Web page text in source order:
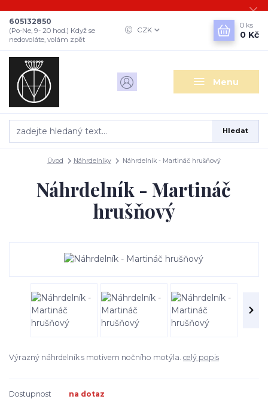
Menu
CZK
Hledat
605132850
(Po-Ne, 9- 20 hod.) Když se
nedovoláte, volám zpět
0 ks
0 Kč
Úvod Náhrdelníky Náhrdelník - Martináč hrušňový
Náhrdelník - Martináč
hrušňový
Výrazný náhrdelník s motivem nočního motýla. celý popis
Dostupnost na dotaz